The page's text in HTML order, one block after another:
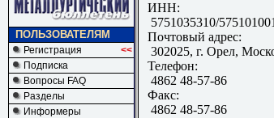
ПОЛЬЗОВАТЕЛЯМ
Регистрация
<<
Подписка
Вопросы FAQ
Разделы
Информеры
ИНН:
5751035310/575101001
Почтовый адрес:
302025, г. Орел,
Телефон:
4862 48-57-86
Факс:
4862 48-57-86